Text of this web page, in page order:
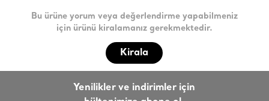
Bu ürüne yorum veya değerlendirme yapabilmeniz
için ürünü kiralamanız gerekmektedir.
Kirala
Yenilikler ve indirimler için